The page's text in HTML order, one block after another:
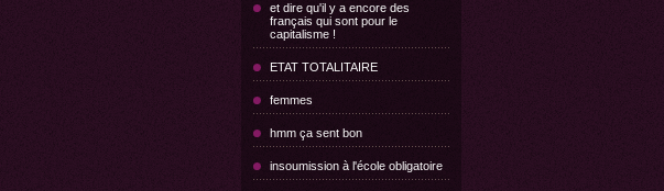
et dire qu'il y a encore des
français qui sont pour le
capitalisme !
ETAT TOTALITAIRE
femmes
hmm ça sent bon
insoumission à l'école obligatoire